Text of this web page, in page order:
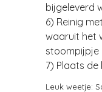
bijgeleverd
6) Reinig
waaruit het
stoompijpje
7) Plaats
Leuk weetje: